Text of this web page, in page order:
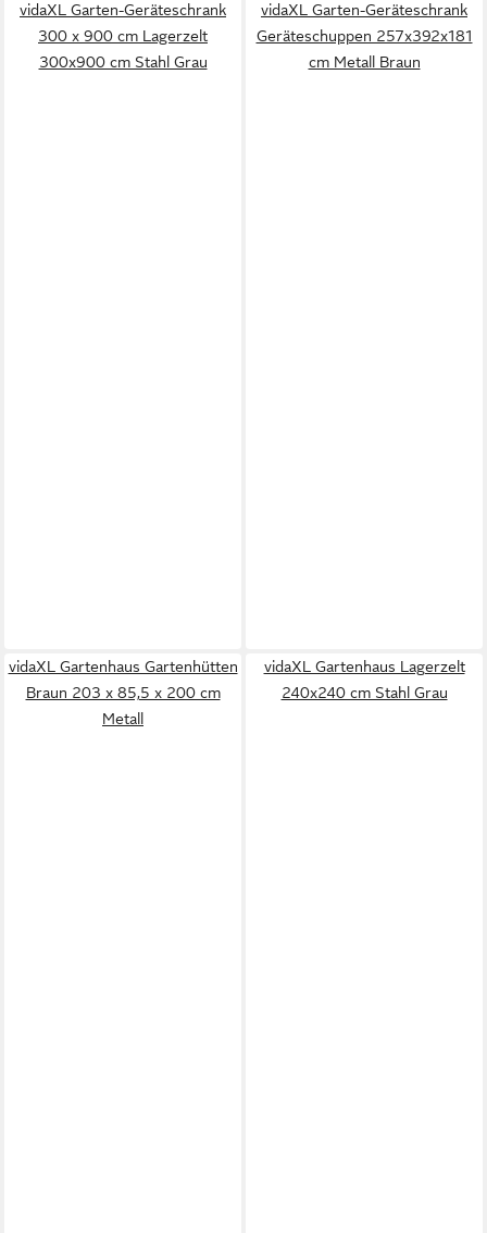
vidaXL Garten-Geräteschrank
300 x 900 cm Lagerzelt
300x900 cm Stahl Grau
vidaXL Garten-Geräteschrank
Geräteschuppen 257x392x181
cm Metall Braun
vidaXL Gartenhaus Gartenhütten
Braun 203 x 85,5 x 200 cm
Metall
vidaXL Gartenhaus Lagerzelt
240x240 cm Stahl Grau